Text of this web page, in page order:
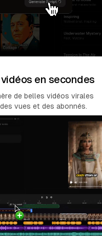
en secondes
de belles vidéos virales
vues et des abonnés.